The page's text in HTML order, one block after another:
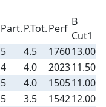
Part.P.Tot.Perf
B
Cut1
5 4.5 176013.00
4 4.0 202311.50
5 4.0 150511.00
5 3.5 154212.00